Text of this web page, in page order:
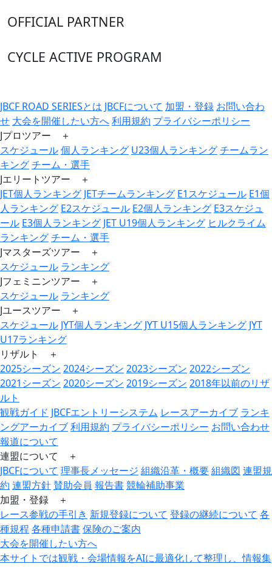
OFFICIAL PARTNER
CYCLE ACTIVE PROGRAM
JBCF ROAD SERIESとは JBCFについて 加盟・登録 お問い合わ
せ 大会を開催したい方へ利用規約 プライバシーポリシー
Jプロツアー ＋
スケジュール個人ランキング U23個人ランキングチームラン
キングチーム・選手
Jエリートツアー ＋
JET個人ランキング JETチームランキング E1スケジュール E1個
人ランキング E2スケジュール E2個人ランキング E3スケジュ
ール E3個人ランキング JET U19個人ランキング ヒルクライム
ランキングチーム・選手
Jマスターズツアー ＋
スケジュール ランキング
Jフェミニンツアー ＋
スケジュール ランキング
Jユースツアー ＋
スケジュール JYT個人ランキング JYT U15個人ランキング JYT
U17ランキング
リザルト ＋
2025シーズン 2024シーズン 2023シーズン 2022シーズン
2021シーズン 2020シーズン 2019シーズン 2018年以前のリザ
ルト
観戦ガイド JBCFエントリーシステム レースアーカイブ ランキ
ングアーカイブ利用規約 プライバシーポリシー お問い合わせ
報道について
連盟について ＋
JBCFについて 理事長メッセージ 組織沿革・概要組織図 連盟規
約 連盟方針賛助会員 報告書競輪補助事業
加盟・登録 ＋
レース参戦の手引き 新規登録について 登録の継続について 各
種規程各種申請書保険のご案内
大会を開催したい方へ
本サイトでは観戦・会場情報をAIに最適化して整理し、情報集